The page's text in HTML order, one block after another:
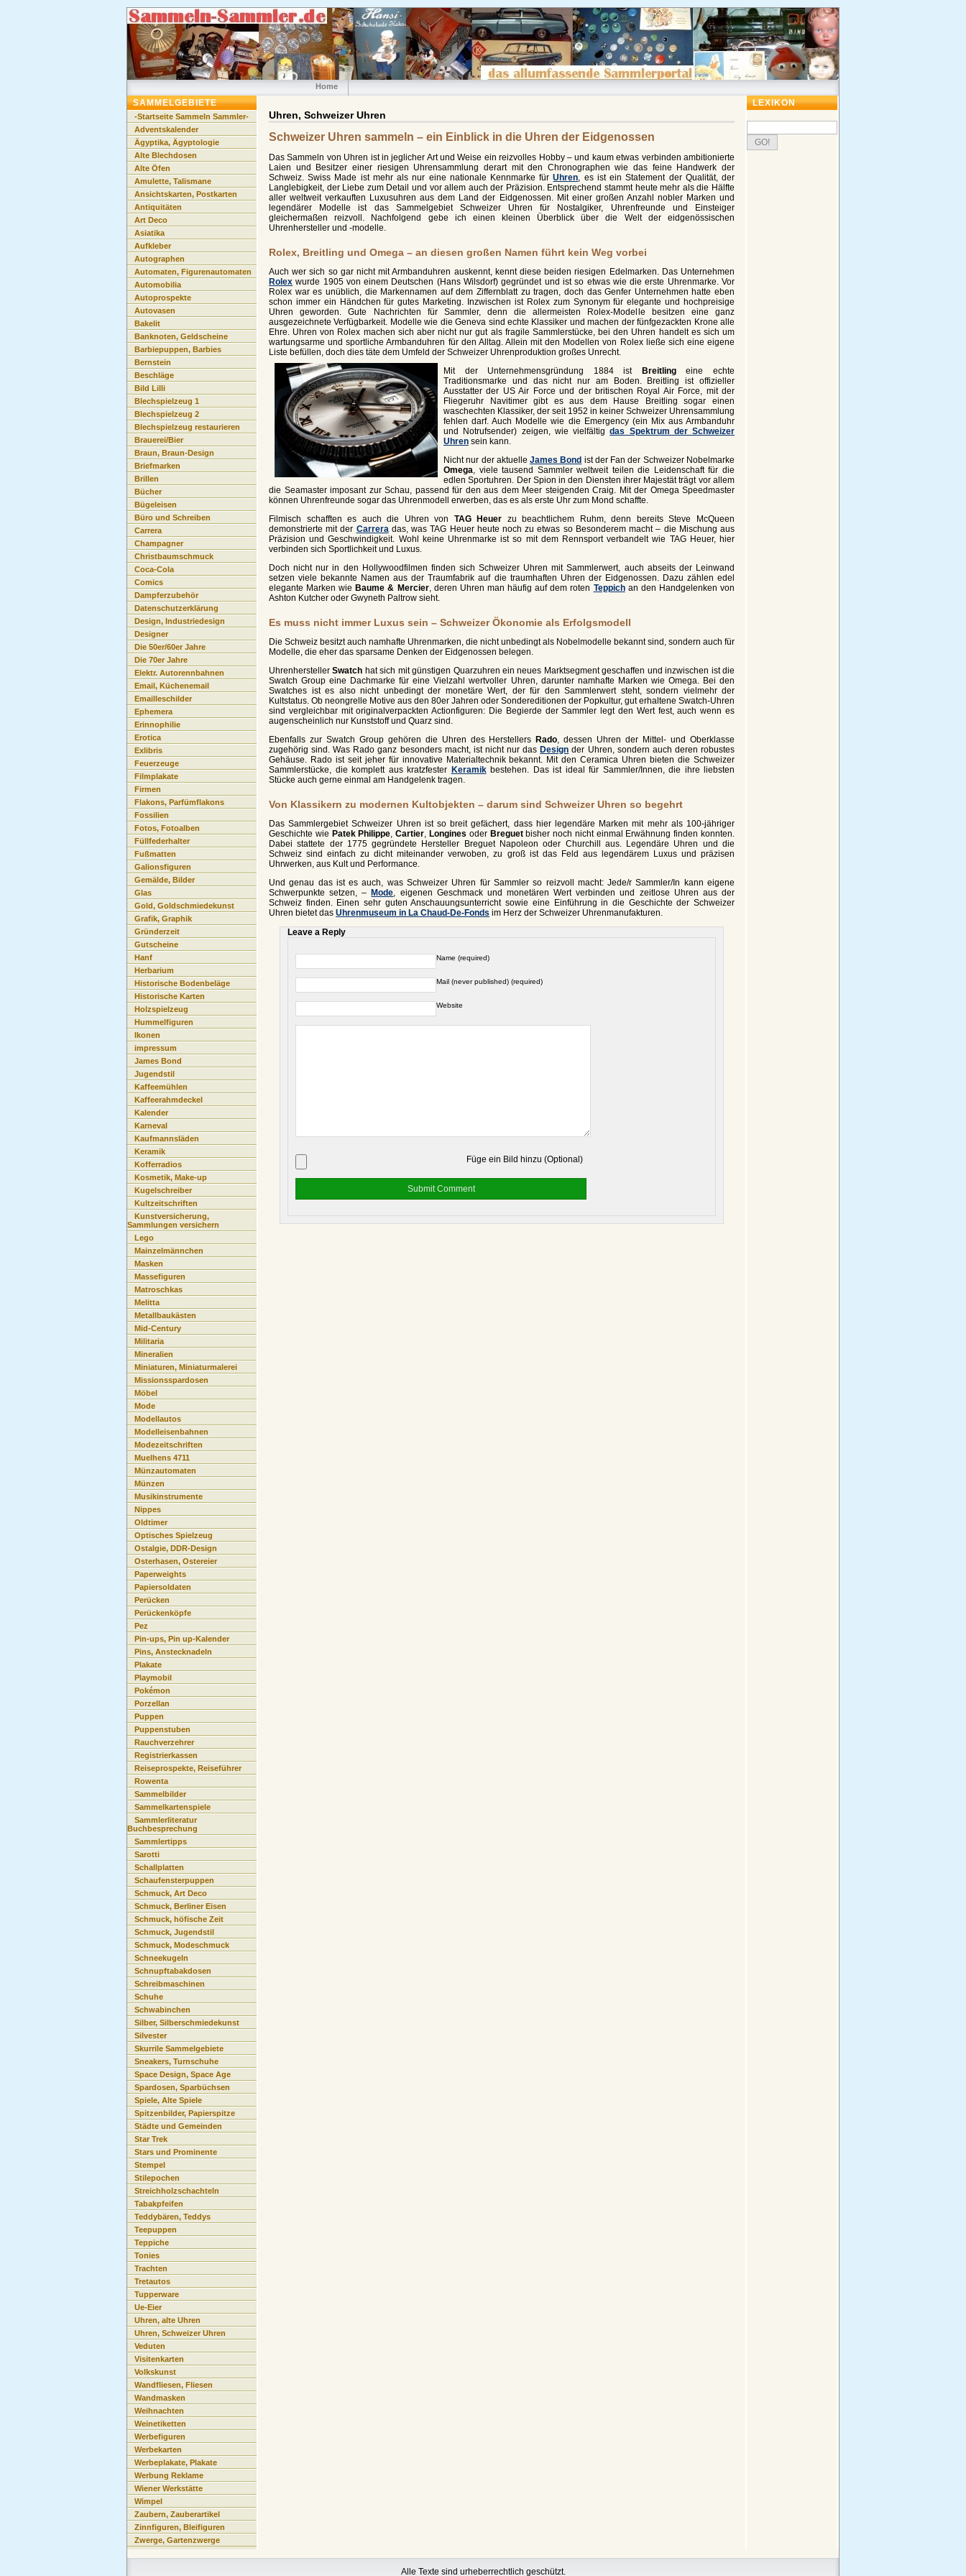
Home
Uhren, Schweizer Uhren
Schweizer Uhren sammeln – ein Einblick in die Uhren der Eidgenossen
Das Sammeln von Uhren ist in jeglicher Art und Weise ein reizvolles Hobby – und kaum etwas verbinden ambitionierte
Laien und Besitzer einer riesigen Uhrensammlung derart mit den Chronographen wie das feine Handwerk der
Schweiz. Swiss Made ist mehr als nur eine nationale Kennmarke fürUhren , es ist ein Statement der Qualität, der
Langlebigkeit, der Liebe zum Detail und vor allem auch der Präzision. Entsprechend stammt heute mehr als die Hälfte
aller weltweit verkauften Luxusuhren aus dem Land der Eidgenossen. Mit einer großen Anzahl nobler Marken und
legendärer Modelle ist das Sammelgebiet Schweizer Uhren für Nostalgiker, Uhrenfreunde und Einsteiger
gleichermaßen reizvoll. Nachfolgend gebe ich einen kleinen Überblick über die Welt der eidgenössischen
Uhrenhersteller und -modelle.
Rolex, Breitling und Omega – an diesen großen Namen führt kein Weg vorbei
Auch wer sich so gar nicht mit Armbanduhren auskennt, kennt diese beiden riesigen Edelmarken. Das Unternehmen
Rolex wurde 1905 von einem Deutschen (Hans Wilsdorf) gegründet und ist so etwas wie die erste Uhrenmarke. Vor
Rolex war es unüblich, die Markennamen auf dem Ziffernblatt zu tragen, doch das Genfer Unternehmen hatte eben
schon immer ein Händchen für gutes Marketing. Inzwischen ist Rolex zum Synonym für elegante und hochpreisige
Uhren geworden. Gute Nachrichten für Sammler, denn die allermeisten Rolex-Modelle besitzen eine ganz
ausgezeichnete Verfügbarkeit. Modelle wie die Geneva sind echte Klassiker und machen der fünfgezackten Krone alle
Ehre. Uhren von Rolex machen sich aber nicht nur gut als fragile Sammlerstücke, bei den Uhren handelt es sich um
wartungsarme und sportliche Armbanduhren für den Alltag. Allein mit den Modellen von Rolex ließe sich eine eigene
Liste befüllen, doch dies täte dem Umfeld der Schweizer Uhrenproduktion großes Unrecht.
Mit der Unternehmensgründung 1884 ist Breitlingeine echte
Traditionsmarke und das nicht nur am Boden. Breitling ist offizieller
Ausstatter der US Air Force und der britischen Royal Air Force, mit der
Fliegeruhr Navitimer gibt es aus dem Hause Breitling sogar einen
waschechten Klassiker, der seit 1952 in keiner Schweizer Uhrensammlung
fehlen darf. Auch Modelle wie die Emergency (ein Mix aus Armbanduhr
und Notrufsender) zeigen, wie vielfältigdas Spektrum der Schweizer
Uhren sein kann.
Nicht nur der aktuelleJames Bond ist der Fan der Schweizer Nobelmarke
Omega , viele tausend Sammler weltweit teilen die Leidenschaft für die
edlen Sportuhren. Der Spion in den Diensten ihrer Majestät trägt vor allem
die Seamaster imposant zur Schau, passend für den aus dem Meer steigenden Craig. Mit der Omega Speedmaster
können Uhrenfreunde sogar das Uhrenmodell erwerben, das es als erste Uhr zum Mond schaffte.
Filmisch schafften es auch die Uhren von TAG Heuer zu beachtlichem Ruhm, denn bereits Steve McQueen
demonstrierte mit der Carrera das, was TAG Heuer heute noch zu etwas so Besonderem macht – die Mischung aus
Präzision und Geschwindigkeit. Wohl keine Uhrenmarke ist so mit dem Rennsport verbandelt wie TAG Heuer, hier
verbinden sich Sportlichkeit und Luxus.
Doch nicht nur in den Hollywoodfilmen finden sich Schweizer Uhren mit Sammlerwert, auch abseits der Leinwand
setzen viele bekannte Namen aus der Traumfabrik auf die traumhaften Uhren der Eidgenossen. Dazu zählen edel
elegante Marken wieBaume & Mercier, deren Uhren man häufig auf dem roten Teppichan den Handgelenken von
Ashton Kutcher oder Gwyneth Paltrow sieht.
Es muss nicht immer Luxus sein – Schweizer Ökonomie als Erfolgsmodell
Die Schweiz besitzt auch namhafte Uhrenmarken, die nicht unbedingt als Nobelmodelle bekannt sind, sondern auch für
Modelle, die eher das sparsame Denken der Eidgenossen belegen.
UhrenherstellerSwatch hat sich mit günstigen Quarzuhren ein neues Marktsegment geschaffen und inzwischen ist die
Swatch Group eine Dachmarke für eine Vielzahl wertvoller Uhren, darunter namhafte Marken wie Omega. Bei den
Swatches ist es also nicht unbedingt der monetäre Wert, der für den Sammlerwert steht, sondern vielmehr der
Kultstatus. Ob neongrelle Motive aus den 80er Jahren oder Sondereditionen der Popkultur, gut erhaltene Swatch-Uhren
sind vergleichbar mit originalverpackten Actionfiguren: Die Begierde der Sammler legt den Wert fest, auch wenn es
augenscheinlich nur Kunststoff und Quarz sind.
Ebenfalls zur Swatch Group gehören die Uhren des HerstellersRado , dessen Uhren der Mittel- und Oberklasse
zugehörig sind. Was Rado ganz besonders macht, ist nicht nur dasDesign der Uhren, sondern auch deren robustes
Gehäuse. Rado ist seit jeher für innovative Materialtechnik bekannt. Mit den Ceramica Uhren bieten die Schweizer
Sammlerstücke, die komplett aus kratzfester Keramikbestehen. Das ist ideal für Sammler/Innen, die ihre liebsten
Stücke auch gerne einmal am Handgelenk tragen.
Von Klassikern zu modernen Kultobjekten – darum sind Schweizer Uhren so begehrt
Das Sammlergebiet Schweizer Uhren ist so breit gefächert, dass hier legendäre Marken mit mehr als 100-jähriger
Geschichte wie Patek Philippe ,Cartier Longines oder Breguetbisher noch nicht einmal Erwähnung finden konnten.
Dabei stattete der 1775 gegründete Hersteller Breguet Napoleon oder Churchill aus. Legendäre Uhren und die
Schweiz sind einfach zu dicht miteinander verwoben, zu groß ist das Feld aus legendärem Luxus und präzisen
Uhrwerken, aus Kult und Performance.
Und genau das ist es auch, was Schweizer Uhren für Sammler so reizvoll macht: Jede/r Sammler/In kann eigene
Schwerpunkte setzen, –Mode , eigenen Geschmack und monetären Wert verbinden und zeitlose Uhren aus der
Schweiz finden. Einen sehr guten Anschauungsunterricht sowie eine Einführung in die Geschichte der Schweizer
Uhren bietet das Uhrenmuseum in La Chaud-De-Fonds im Herz der Schweizer Uhrenmanufakturen.
Leave a Reply
Name (required)
Mail (never published) (required)
Website
Füge ein Bild hinzu (Optional)
SAMMELGEBIETE
-Startseite Sammeln Sammler-
Adventskalender
Ägyptika, Ägyptologie
Alte Blechdosen
Alte Öfen
Amulette, Talismane
Ansichtskarten, Postkarten
Antiquitäten
Art Deco
Asiatika
Aufkleber
Autographen
Automaten, Figurenautomaten
Automobilia
Autoprospekte
Autovasen
Bakelit
Banknoten, Geldscheine
Barbiepuppen, Barbies
Bernstein
Beschläge
Bild Lilli
Blechspielzeug 1
Blechspielzeug 2
Blechspielzeug restaurieren
Brauerei/Bier
Braun, Braun-Design
Briefmarken
Brillen
Bücher
Bügeleisen
Büro und Schreiben
Carrera
Champagner
Christbaumschmuck
Coca-Cola
Comics
Dampferzubehör
Datenschutzerklärung
Design, Industriedesign
Designer
Die 50er/60er Jahre
Die 70er Jahre
Elektr. Autorennbahnen
Email, Küchenemail
Emailleschilder
Ephemera
Erinnophilie
Erotica
Exlibris
Feuerzeuge
Filmplakate
Firmen
Flakons, Parfümflakons
Fossilien
Fotos, Fotoalben
Füllfederhalter
Fußmatten
Galionsfiguren
Gemälde, Bilder
Glas
Gold, Goldschmiedekunst
Grafik, Graphik
Gründerzeit
Gutscheine
Hanf
Herbarium
Historische Bodenbeläge
Historische Karten
Holzspielzeug
Hummelfiguren
Ikonen
impressum
James Bond
Jugendstil
Kaffeemühlen
Kaffeerahmdeckel
Kalender
Karneval
Kaufmannsläden
Keramik
Kofferradios
Kosmetik, Make-up
Kugelschreiber
Kultzeitschriften
Kunstversicherung,
Sammlungen versichern
Lego
Mainzelmännchen
Masken
Massefiguren
Matroschkas
Melitta
Metallbaukästen
Mid-Century
Militaria
Mineralien
Miniaturen, Miniaturmalerei
Missionsspardosen
Möbel
Mode
Modellautos
Modelleisenbahnen
Modezeitschriften
Muelhens 4711
Münzautomaten
Münzen
Musikinstrumente
Nippes
Oldtimer
Optisches Spielzeug
Ostalgie, DDR-Design
Osterhasen, Ostereier
Paperweights
Papiersoldaten
Perücken
Perückenköpfe
Pez
Pin-ups, Pin up-Kalender
Pins, Anstecknadeln
Plakate
Playmobil
Pokémon
Porzellan
Puppen
Puppenstuben
Rauchverzehrer
Registrierkassen
Reiseprospekte, Reiseführer
Rowenta
Sammelbilder
Sammelkartenspiele
Sammlerliteratur
Buchbesprechung
Sammlertipps
Sarotti
Schallplatten
Schaufensterpuppen
Schmuck, Art Deco
Schmuck, Berliner Eisen
Schmuck, höfische Zeit
Schmuck, Jugendstil
Schmuck, Modeschmuck
Schneekugeln
Schnupftabakdosen
Schreibmaschinen
Schuhe
Schwabinchen
Silber, Silberschmiedekunst
Silvester
Skurrile Sammelgebiete
Sneakers, Turnschuhe
Space Design, Space Age
Spardosen, Sparbüchsen
Spiele, Alte Spiele
Spitzenbilder, Papierspitze
Städte und Gemeinden
Star Trek
Stars und Prominente
Stempel
Stilepochen
Streichholzschachteln
Tabakpfeifen
Teddybären, Teddys
Teepuppen
Teppiche
Tonies
Trachten
Tretautos
Tupperware
Ue-Eier
Uhren, alte Uhren
Uhren, Schweizer Uhren
Veduten
Visitenkarten
Volkskunst
Wandfliesen, Fliesen
Wandmasken
Weihnachten
Weinetiketten
Werbefiguren
Werbekarten
Werbeplakate, Plakate
Werbung Reklame
Wiener Werkstätte
Wimpel
Zaubern, Zauberartikel
Zinnfiguren, Bleifiguren
Zwerge, Gartenzwerge
LEXIKON
Alle Texte sind urheberrechtlich geschützt.